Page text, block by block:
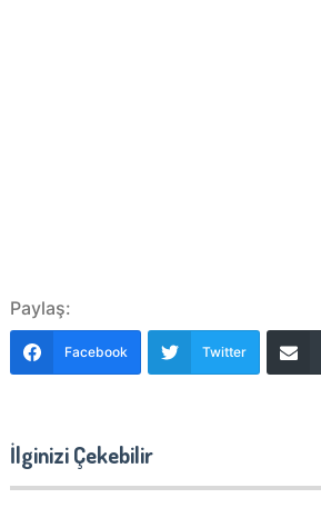
Paylaş:
Facebook Twitter
İlginizi Çekebilir